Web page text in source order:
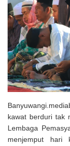
Uji Coba Program
kawat berduri tak
Lembaga
menjemput hari